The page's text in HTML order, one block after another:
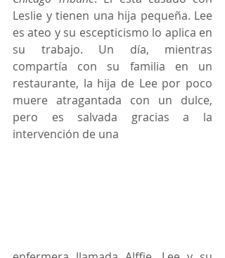
Leslie y tienen una hija pequeña. Lee
es ateo y su escepticismo lo aplica en
su trabajo. Un día, mientras
compartía con su familia en un
restaurante, la hija de Lee por poco
muere atragantada con un dulce,
pero es salvada gracias a la
intervención de una